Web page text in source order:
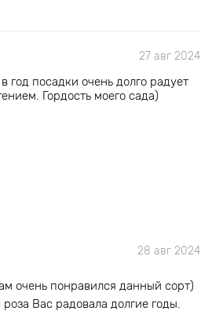
27 авг 2024
год посадки очень долго радует
Гордость моего сада)
28 авг 2024
очень понравился данный сорт)
Вас радовала долгие годы.